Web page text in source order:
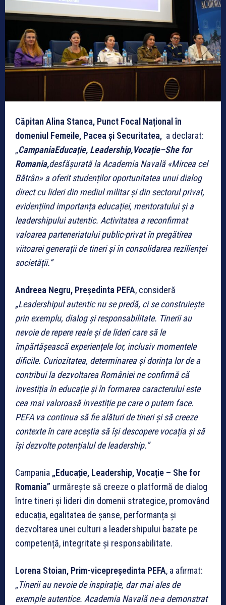
Căpitan Alina Stanca, Punct Focal Național în
domeniul Femeile, Pacea și Securitatea, a declarat:
„CampaniaEducație, Leadership,Vocație–She for
Romania,desfășurată la Academia Navală «Mircea cel
Bătrân» a oferit studenților oportunitatea unui dialog
direct cu lideri din mediul militar și din sectorul privat,
evidențiind importanța educației, mentoratului și a
leadershipului autentic. Activitatea a reconfirmat
valoarea parteneriatului public-privat în pregătirea
viitoarei generații de tineri și în consolidarea rezilienței
societății.”
Andreea Negru, Președinta PEFA, consideră
„Leadershipul autentic nu se predă, ci se construiește
prin exemplu, dialog și responsabilitate. Tinerii au
nevoie de repere reale și de lideri care să le
împărtășească experiențele lor, inclusiv momentele
dificile. Curiozitatea, determinarea și dorința lor de a
contribui la dezvoltarea României ne confirmă că
investiția în educație și în formarea caracterului este
cea mai valoroasă investiție pe care o putem face.
PEFA va continua să fie alături de tineri și să creeze
contexte în care aceștia să își descopere vocația și să
își dezvolte potențialul de leadership.”
Campania „Educație, Leadership, Vocație – She for
Romania” urmărește să creeze o platformă de dialog
între tineri și lideri din domenii strategice, promovând
educația, egalitatea de șanse, performanța și
dezvoltarea unei culturi a leadershipului bazate pe
competență, integritate și responsabilitate.
Lorena Stoian, Prim-vicepreședinta PEFA, a afirmat:
„Tinerii au nevoie de inspirație, dar mai ales de
exemple autentice. Academia Navală ne-a demonstrat